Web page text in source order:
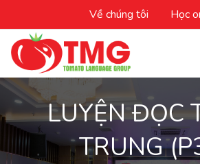
Về chúng tôi Học
LUYỆN ĐỌC
TRUNG